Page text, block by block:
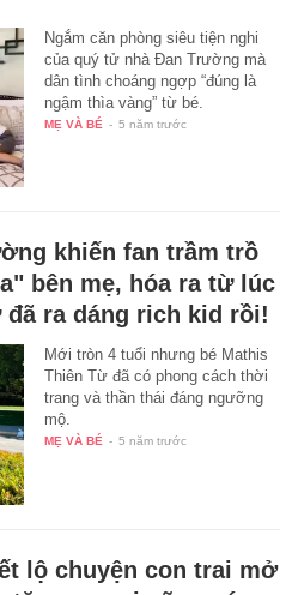
Ngắm căn phòng siêu tiện nghi
của quý tử nhà Đan Trường mà
dân tình choáng ngợp “đúng là
ngậm thìa vàng” từ bé.
MẸ VÀ BÉ - 5 năm trước
khiến fan trầm trồ
bên mẹ, hóa ra từ lúc
ra dáng rich kid rồi!
Mới tròn 4 tuổi nhưng bé Mathis
Thiên Từ đã có phong cách thời
trang và thần thái đáng ngưỡng
mộ.
MẸ VÀ BÉ - 5 năm trước
lộ chuyện con trai mở